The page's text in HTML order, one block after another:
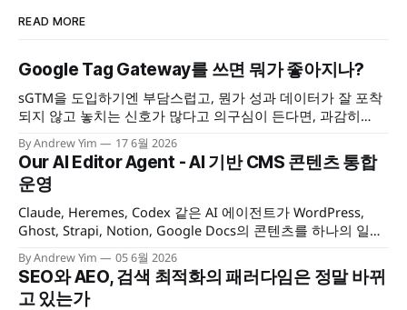
READ MORE
Google Tag Gateway를 쓰면 뭐가 좋아지나?
sGTM을 도입하기엔 부담스럽고, 뭔가 성과 데이터가 잘 포착
되지 않고 놓치는 신호가 많다고 의구심이 든다면, 과감히
Google Tag Gateway를 도입해보자. 포착되지 않는 데이터 신
호를 모두 해결할수 있는 건 아니지만, 3자 쿠키 제한이나 광고
차단 앱 등을 통해 놓치던 사용자 액션을 어느 정도는 복구할
수 있을 것이다.
By Andrew Yim 17 6월 2026
Our AI Editor Agent - AI 기반 CMS 콘텐츠 통합
운영
Claude, Heremes, Codex 같은 AI 에이전트가 WordPress,
Ghost, Strapi, Notion, Google Docs의 콘텐츠를 하나의 일관
된 방식으로 읽고, 작성하고, 발행·관리할 수 있게 해 주는 멀티
CMS 콘텐츠 운영 툴킷을 소개합니다.
By Andrew Yim 05 6월 2026
SEO와 AEO, 검색 최적화의 패러다임은 정말 바뀌
고 있는가